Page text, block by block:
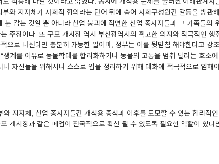
부와 지자체가 사회적 합의라는 단어 뒤에 숨어 사회구성원간 갈등을 방관
눈 감는 것일 뿐 아니라 산업 붕괴에 직면한 산업 종사자들과 그 가족들의
주장이다. 또 구포 개시장 역시 부산광역시의 확고한 의지와 적극적인 행
으로 나선다면 충분히 가능한 일이며, 정부는 이를 뒷받침 해야한다고 강
“생계를 이유로 동물학대를 합리화하거나 동물의 고통을 멈춰 달라는 호소
나 자신들을 위해서나 스스로 업을 정리하기 위해 대화에 적극적으로 임해
와 지자체, 산업 종사자들간 개식용 종식과 이후를 도모할 수 있는 합리적
개시장과 같은 폐업이 전국적으로 확산 될 수 있도록 필요한 역할이 있다